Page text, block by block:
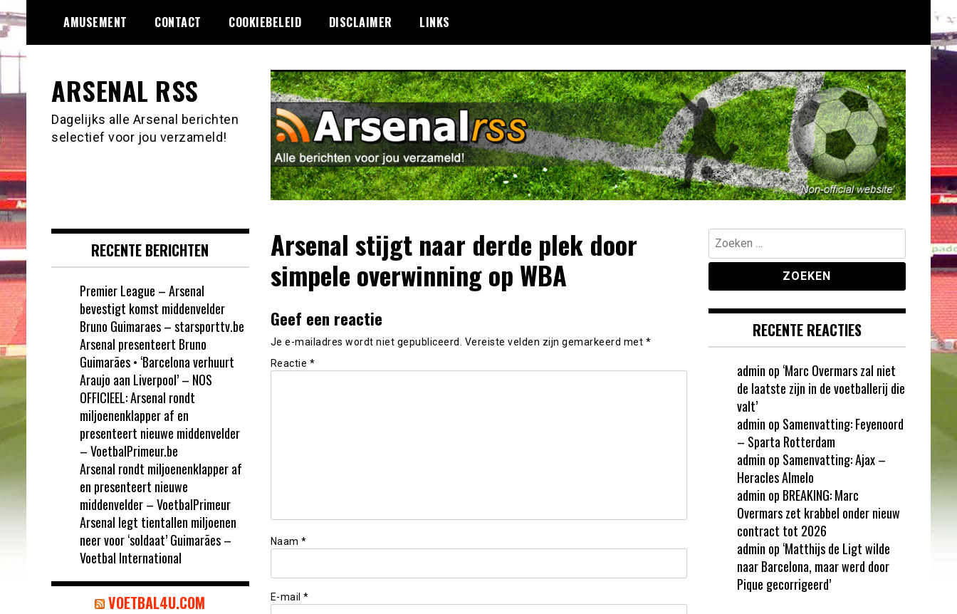
naar
de
inhoud
AMUSEMENT CONTACT COOKIEBELEID DISCLAIMER LINKS
ARSENAL RSS
Dagelijks alle Arsenal berichten
selectief voor jou verzameld!
Arsenal stijgt naar derde plek door
simpele overwinning op WBA
Geef een reactie
Je e-mailadres wordt niet gepubliceerd. Vereiste velden zijn gemarkeerd met *
Reactie *
Naam *
E-mail *
RECENTE BERICHTEN
Premier League – Arsenal
bevestigt komst middenvelder
Bruno Guimaraes – starsporttv.be
Arsenal presenteert Bruno
Guimarães • ‘Barcelona verhuurt
Araujo aan Liverpool’ – NOS
OFFICIEEL: Arsenal rondt
miljoenenklapper af en
presenteert nieuwe middenvelder
– VoetbalPrimeur.be
Arsenal rondt miljoenenklapper af
en presenteert nieuwe
middenvelder – VoetbalPrimeur
Arsenal legt tientallen miljoenen
neer voor ‘soldaat’ Guimarães –
Voetbal International
VOETBAL4U.COM
Zoeken
naar:
RECENTE REACTIES
admin op ‘Marc Overmars zal niet
de laatste zijn in de voetballerij die
valt’
admin op Samenvatting: Feyenoord
– Sparta Rotterdam
admin op Samenvatting: Ajax –
Heracles Almelo
admin op BREAKING: Marc
Overmars zet krabbel onder nieuw
contract tot 2026
admin op ‘Matthijs de Ligt wilde
naar Barcelona, maar werd door
Pique gecorrigeerd’